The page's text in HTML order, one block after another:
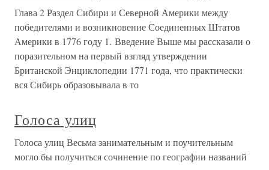
Глава 2 Раздел Сибири и Северной Америки между
победителями и возникновение Соединенных Штатов
Америки в 1776 году 1. Введение Выше мы рассказали о
поразительном на первый взгляд утверждении
Британской Энциклопедии 1771 года, что практически
вся Сибирь образовывала в то
Голоса улиц
Голоса улиц Весьма занимательным и поучительным
могло бы получиться сочинение по географии названий